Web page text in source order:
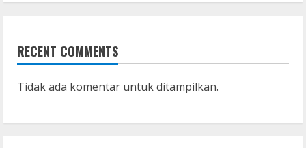
RECENT COMMENTS
Tidak ada komentar untuk ditampilkan.